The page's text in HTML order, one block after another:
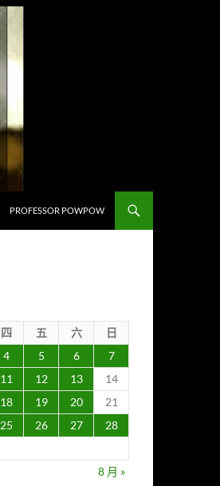
PROFESSOR POWPOW
四 五 六
日
4 5 6
7
11 12 13
14
18 19 20
21
25 26 27
28
8 月 »